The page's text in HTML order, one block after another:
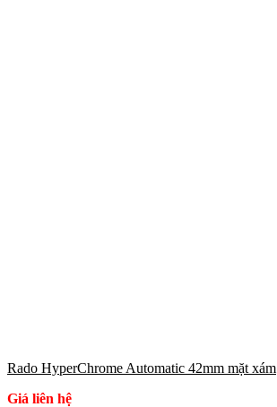
Rado HyperChrome Automatic 42mm mặt xám
Giá liên hệ